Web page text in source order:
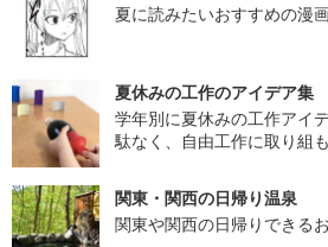
夏に読みたいおすすめの漫
夏休みの工作のアイデア集
学年別に夏休みの工作アイ
駄なく、自由工作に取り組
関東・関西の日帰り温泉
関東や関西の日帰りできる